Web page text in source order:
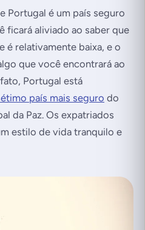
Portugal é um país seguro
ficará aliviado ao saber que
é relativamente baixa, e o
que você encontrará ao
Portugal está
país mais seguro do
da Paz. Os expatriados
estilo de vida tranquilo e